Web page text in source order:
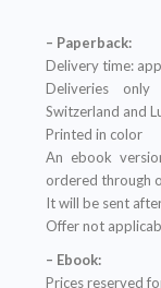
– Paperback:
Delivery time:
Deliveries only
Switzerland and
Printed in color
An ebook
ordered through
It will be sent
Offer not
– Ebook:
Prices reserved